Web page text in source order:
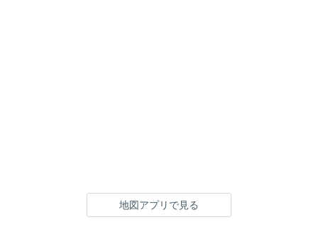
地図アプリで見る